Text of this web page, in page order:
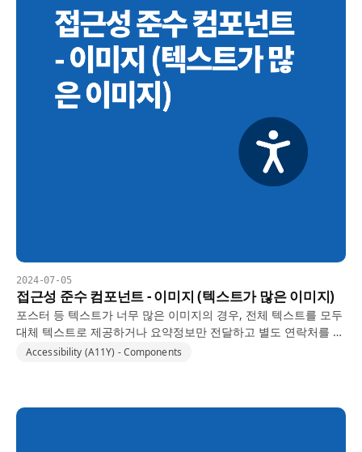
2024-07-05
접근성 준수 컴포넌트 - 이미지 (텍스트가 많은 이미지)
포스터 등 텍스트가 너무 많은 이미지의 경우, 전체 텍스트를 모두
대체 텍스트로 제공하거나 요약정보만 전달하고 별도 연락처를 기
재하는 등의 방법을 통해서 접근성 준수 지침을 지킬 수 있습니다.
Accessibility (A11Y) - Components